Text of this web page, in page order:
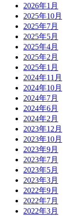
2026年1月
2025年10月
2025年7月
2025年5月
2025年4月
2025年2月
2025年1月
2024年11月
2024年10月
2024年7月
2024年6月
2024年2月
2023年12月
2023年10月
2023年9月
2023年7月
2023年5月
2023年3月
2022年9月
2022年7月
2022年3月